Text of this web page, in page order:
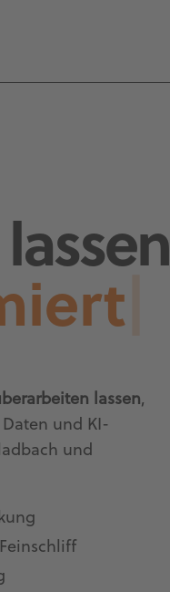
lassen,
und KI-
und